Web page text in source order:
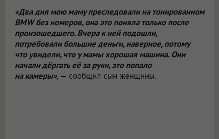
«Два дня мою маму преследовали на тонированном
BMW без номеров, она это поняла только после
произошедшего. Вчера к ней подошли,
потребовали большие деньги, наверное, потому
что увидели, что у мамы хорошая машина. Они
начали дёргать её за руки, это попало
на камеры», — сообщил сын женщины.